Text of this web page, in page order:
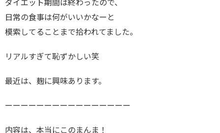
ダイエット期間は終わったので、
日常の食事は何がいいかなーと
模索してることまで拾われてました。
リアルすぎて恥ずかしい笑
最近は、麹に興味あります。
ーーーーーーーーーーーーーーーー
内容は、本当にこのまんま！